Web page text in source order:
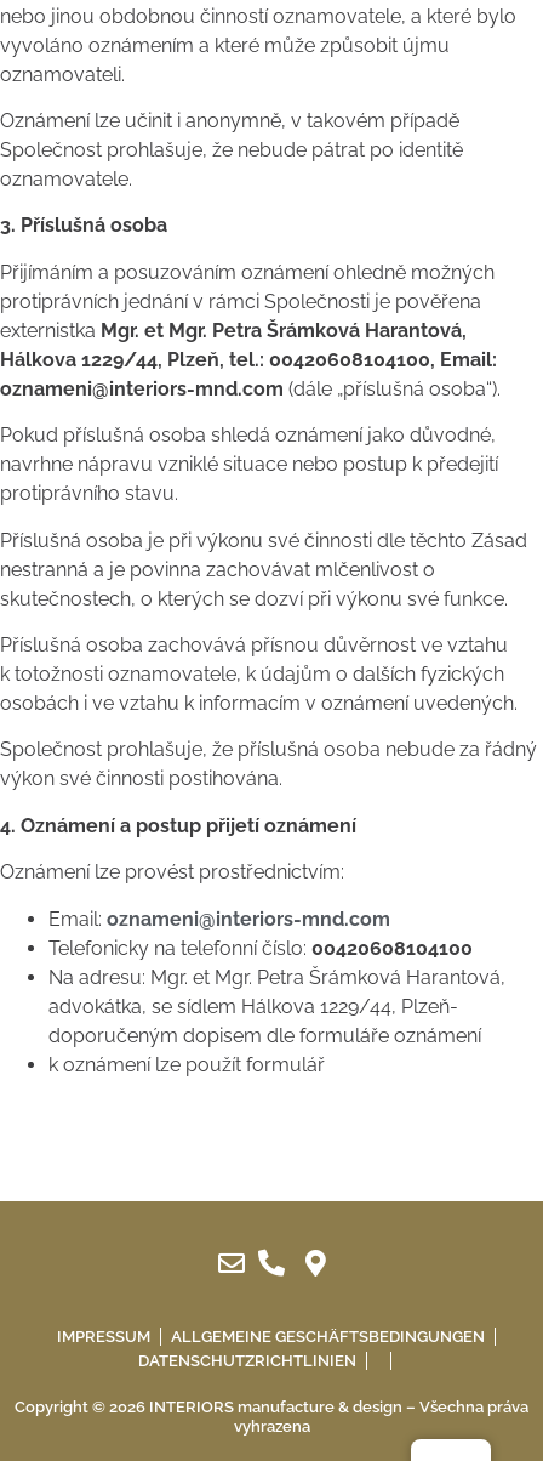
nebo jinou obdobnou činností oznamovatele, a které bylo
vyvoláno oznámením a které může způsobit újmu
oznamovateli.
Oznámení lze učinit i anonymně, v takovém případě
Společnost prohlašuje, že nebude pátrat po identitě
oznamovatele.
3. Příslušná osoba
Přijímáním a posuzováním oznámení ohledně možných
protiprávních jednání v rámci Společnosti je pověřena
externistka Mgr. et Mgr. Petra Šrámková Harantová,
Hálkova 1229/44, Plzeň, tel.: 00420608104100, Email:
oznameni@interiors-mnd.com (dále „příslušná osoba“).
Pokud příslušná osoba shledá oznámení jako důvodné,
navrhne nápravu vzniklé situace nebo postup k předejití
protiprávního stavu.
Příslušná osoba je při výkonu své činnosti dle těchto Zásad
nestranná a je povinna zachovávat mlčenlivost o
skutečnostech, o kterých se dozví při výkonu své funkce.
Příslušná osoba zachovává přísnou důvěrnost ve vztahu
k totožnosti oznamovatele, k údajům o dalších fyzických
osobách i ve vztahu k informacím v oznámení uvedených.
Společnost prohlašuje, že příslušná osoba nebude za řádný
výkon své činnosti postihována.
4. Oznámení a postup přijetí oznámení
Oznámení lze provést prostřednictvím:
Email: oznameni@interiors-mnd.com
Telefonicky na telefonní číslo: 00420608104100
Na adresu: Mgr. et Mgr. Petra Šrámková Harantová,
advokátka, se sídlem Hálkova 1229/44, Plzeň-
doporučeným dopisem dle formuláře oznámení
k oznámení lze použít formulář
IMPRESSUM
ALLGEMEINE GESCHÄFTSBEDINGUNGEN
DATENSCHUTZRICHTLINIEN
Copyright © 2026 INTERIORS manufacture & design – Všechna práva
vyhrazena